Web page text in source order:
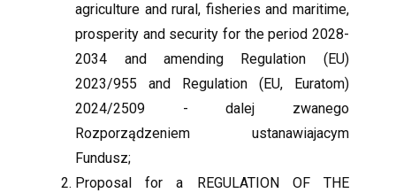
agriculture and rural, fisheries and maritime,
prosperity and security for the period 2028-
2034 and amending Regulation (EU)
2023/955 and Regulation (EU, Euratom)
2024/2509 - dalej zwanego
Rozporządzeniem ustanawiajacym
Fundusz;
Proposal for a REGULATION OF THE